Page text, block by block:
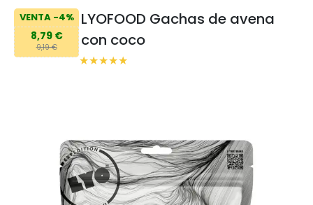
VENTA -4%
8,79 €
9,19 €
LYOFOOD Gachas de avena
con coco